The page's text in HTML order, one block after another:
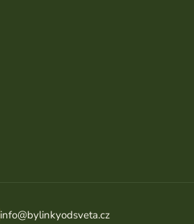
info@bylinkyodsveta.cz